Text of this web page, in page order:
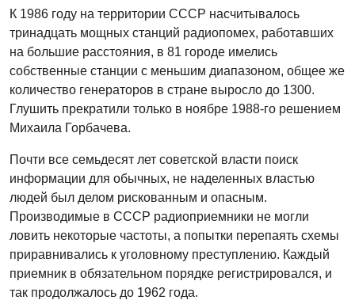
К 1986 году на территории СССР насчитывалось
тринадцать мощных станций радиопомех, работавших
на большие расстояния, в 81 городе имелись
собственные станции с меньшим диапазоном, общее же
количество генераторов в стране выросло до 1300.
Глушить прекратили только в ноябре 1988-го решением
Михаила Горбачева.
Почти все семьдесят лет советской власти поиск
информации для обычных, не наделенных властью
людей был делом рискованным и опасным.
Производимые в СССР радиоприемники не могли
ловить некоторые частоты, а попытки перепаять схемы
приравнивались к уголовному преступлению. Каждый
приемник в обязательном порядке регистрировался, и
так продолжалось до 1962 года.